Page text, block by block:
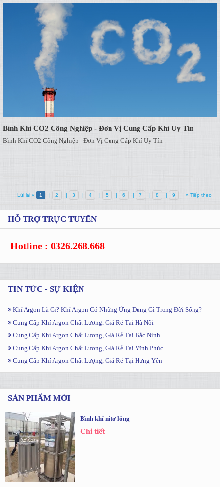
Bình Khí CO2 Công Nghiệp - Đơn Vị Cung Cấp Khí Uy Tín
Bình Khí CO2 Công Nghiệp - Đơn Vị Cung Cấp Khí Uy Tín
Lùi lại « 1 2 3 4 5 6 7 8 9 » Tiếp theo
HỖ TRỢ TRỰC TUYẾN
Hotline : 0326.268.668
TIN TỨC - SỰ KIỆN
Khí Argon Là Gì? Khí Argon Có Những Ứng Dụng Gì Trong Đời Sống?
Cung Cấp Khí Argon Chất Lượng, Giá Rẻ Tại Hà Nội
Cung Cấp Khí Argon Chất Lượng, Giá Rẻ Tại Bắc Ninh
Cung Cấp Khí Argon Chất Lượng, Giá Rẻ Tại Vĩnh Phúc
Cung Cấp Khí Argon Chất Lượng, Giá Rẻ Tại Hưng Yên
SẢN PHẨM MỚI
Bình khí nitơ lỏng
Chi tiết